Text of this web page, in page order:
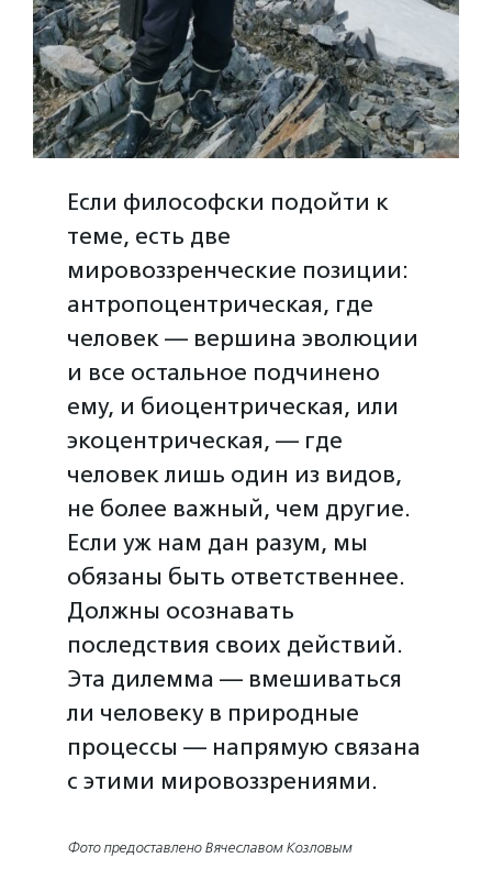
Если философски подойти к
теме, есть две
мировоззренческие позиции:
антропоцентрическая, где
человек — вершина эволюции
и все остальное подчинено
ему, и биоцентрическая, или
экоцентрическая, — где
человек лишь один из видов,
не более важный, чем другие.
Если уж нам дан разум, мы
обязаны быть ответственнее.
Должны осознавать
последствия своих действий.
Эта дилемма — вмешиваться
ли человеку в природные
процессы — напрямую связана
с этими мировоззрениями.
Фото предоставлено Вячеславом Козловым